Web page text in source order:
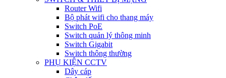
Router Wifi
Bộ phát wifi cho thang máy
Switch PoE
Switch quản lý thông minh
Switch Gigabit
Switch thông thường
PHỤ KIỆN CCTV
Dây cáp